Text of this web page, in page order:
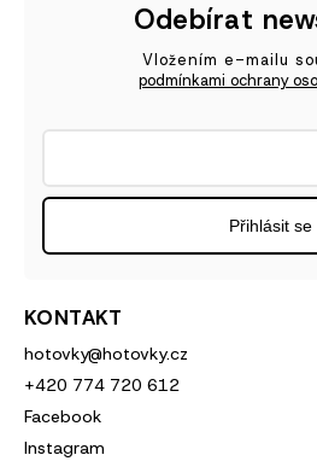
KONTAKT
hotovky@hotovky.cz
+420 774 720 612
Facebook
Instagram
Odebírat
Vložením e-mailu
podmínkami ochrany
Přihlásit se